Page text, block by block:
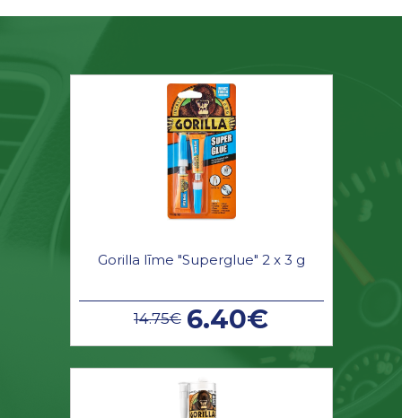
Gorilla līme "Superglue" 2 x 3 g
14.75€ 6.40€